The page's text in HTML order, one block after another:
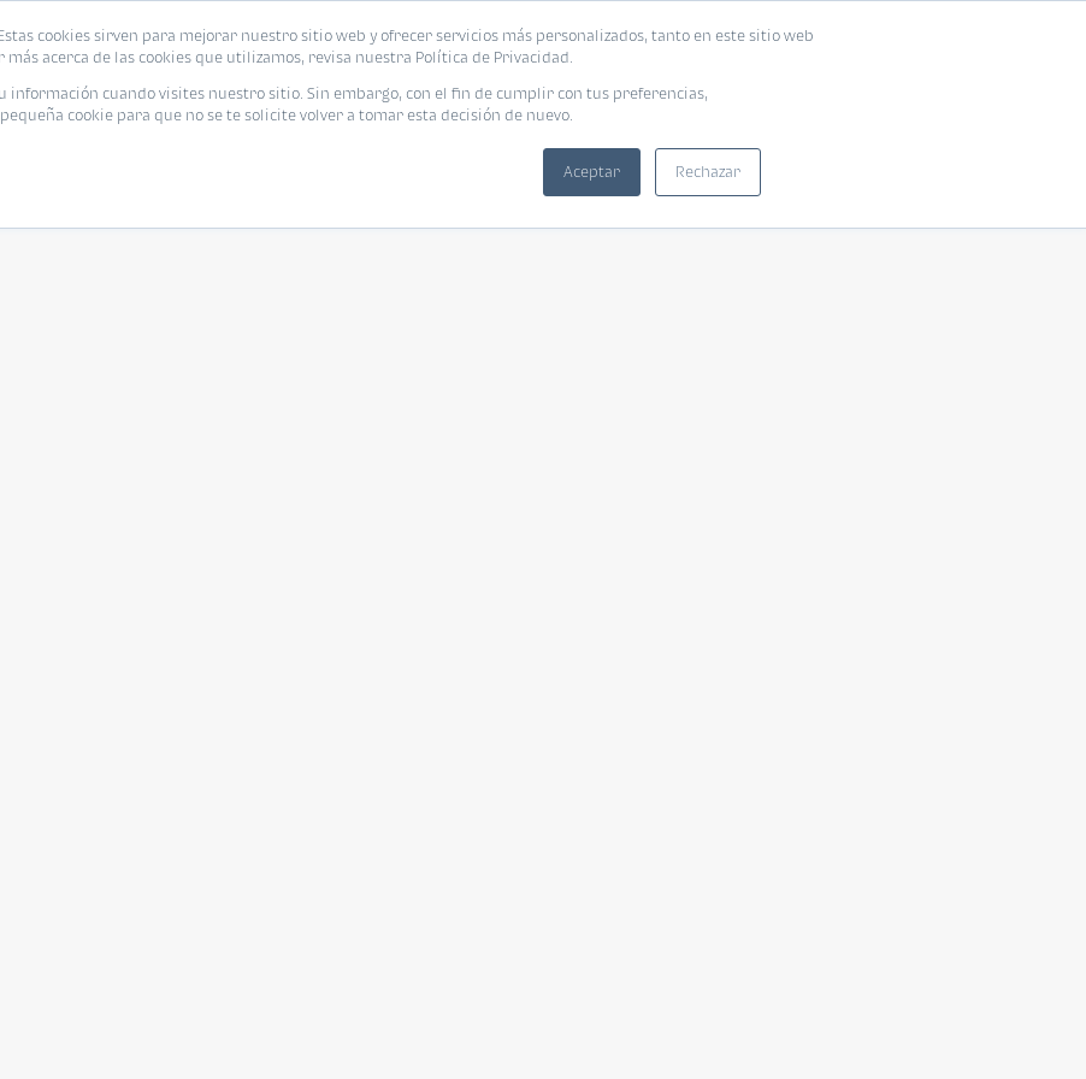
cookies sirven para mejorar nuestro sitio web y ofrecer servicios más personalizados, tanto en este sitio web
más acerca de las cookies que utilizamos, revisa nuestra Política de Privacidad.
información cuando visites nuestro sitio. Sin embargo, con el fin de cumplir con tus preferencias,
cookie para que no se te solicite volver a tomar esta decisión de nuevo.
Aceptar Rechazar